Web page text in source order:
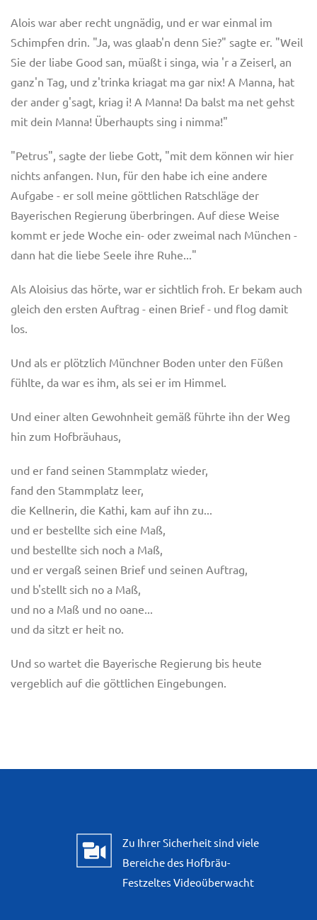
Alois war aber recht ungnädig, und er war einmal im
Schimpfen drin. "Ja, was glaab'n denn Sie?" sagte er. "Weil
Sie der liabe Good san, müaßt i singa, wia 'r a Zeiserl, an
ganz'n Tag, und z'trinka kriagat ma gar nix! A Manna, hat
der ander g'sagt, kriag i! A Manna! Da balst ma net gehst
mit dein Manna! Überhaupts sing i nimma!"
"Petrus", sagte der liebe Gott, "mit dem können wir hier
nichts anfangen. Nun, für den habe ich eine andere
Aufgabe - er soll meine göttlichen Ratschläge der
Bayerischen Regierung überbringen. Auf diese Weise
kommt er jede Woche ein- oder zweimal nach München -
dann hat die liebe Seele ihre Ruhe..."
Als Aloisius das hörte, war er sichtlich froh. Er bekam auch
gleich den ersten Auftrag - einen Brief - und flog damit
los.
Und als er plötzlich Münchner Boden unter den Füßen
fühlte, da war es ihm, als sei er im Himmel.
Und einer alten Gewohnheit gemäß führte ihn der Weg
hin zum Hofbräuhaus,
und er fand seinen Stammplatz wieder,
fand den Stammplatz leer,
die Kellnerin, die Kathi, kam auf ihn zu...
und er bestellte sich eine Maß,
und bestellte sich noch a Maß,
und er vergaß seinen Brief und seinen Auftrag,
und b'stellt sich no a Maß,
und no a Maß und no oane...
und da sitzt er heit no.
Und so wartet die Bayerische Regierung bis heute
vergeblich auf die göttlichen Eingebungen.
Zu Ihrer Sicherheit sind viele
Bereiche des Hofbräu-
Festzeltes Videoüberwacht